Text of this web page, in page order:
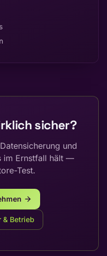
sicher?
und
im Ernstfall hält —
Test.
& Betrieb